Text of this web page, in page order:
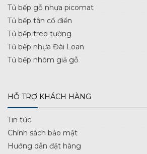
Tủ bếp gỗ nhựa picomat
Tủ bếp tân cổ điển
Tủ bếp treo tường
Tủ bếp nhựa Đài Loan
Tủ bếp nhôm giả gỗ
HỖ TRỢ KHÁCH HÀNG
Tin tức
Chính sách bảo mật
Hướng dẫn đặt hàng